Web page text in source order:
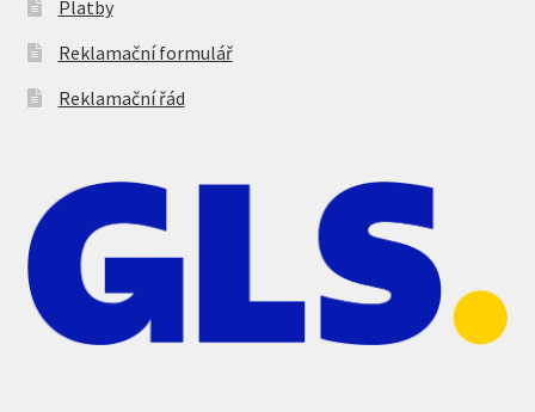
Platby
Reklamační formulář
Reklamační řád